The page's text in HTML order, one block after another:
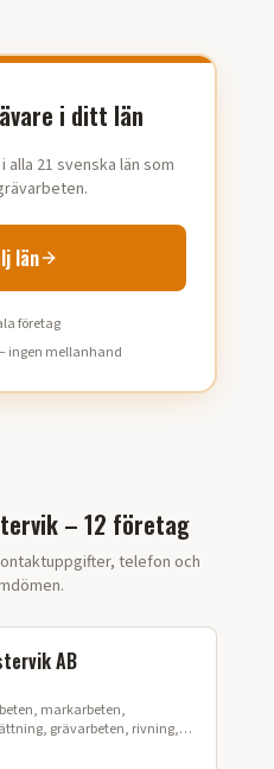
i ditt län
21 svenska län som
län
företag
ingen mellanhand
– 12 företag
telefon och
AB
markarbeten,
grävarbeten, rivning,